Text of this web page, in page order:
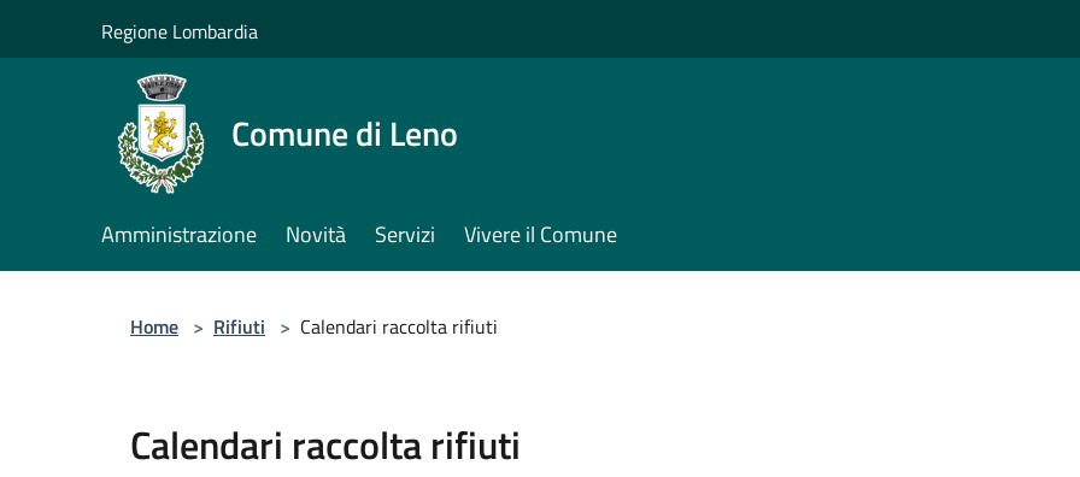
Regione Lombardia
Comune di Leno
Amministrazione Novità Servizi Vivere il Comune
Home > Rifiuti > Calendari raccolta rifiuti
Calendari raccolta rifiuti